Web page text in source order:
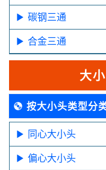
碳钢三通
合金三通
大
按大小头类型分
同心大小头
偏心大小头